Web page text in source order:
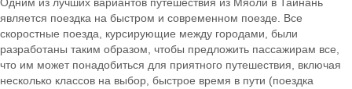
является поездка на быстром и современном поезде. Все
скоростные поезда, курсирующие между городами, были
разработаны таким образом, чтобы предложить пассажирам все,
что им может понадобиться для приятного путешествия, включая
несколько классов на выбор, быстрое время в пути (поездка